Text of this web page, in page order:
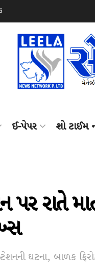
ઈ-પેપર શો ટાઈમ
પર રાતે
ઘટના, બાળક